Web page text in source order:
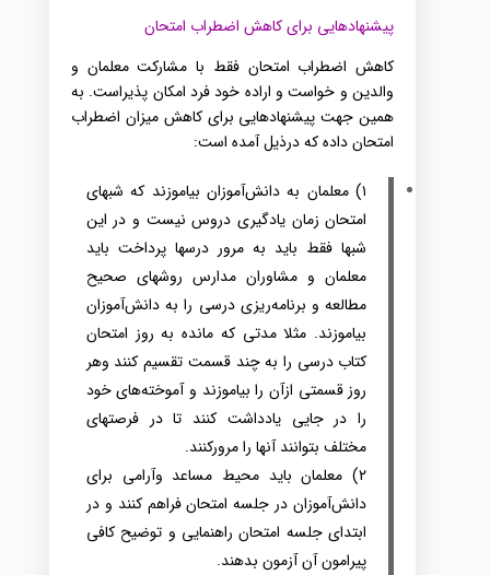
پیشنهادهایی‌ برای‌ کاهش‌ اضطراب‌ امتحان
کاهش‌ اضطراب‌ امتحان فقط با مشارکت‌ معلمان و
والدین‌ و خواست‌ و اراده‌ خود فرد امکان پذیراست. به‌
همین‌ جهت‌ پیشنهادهایی‌ برای‌ کاهش‌ میزان اضطراب‌
امتحان داده‌ که‌ درذیل‌ آمده‌ است‌:
۱) معلمان به‌ دانش‌آموزان بیاموزند که‌ شبهای‌
امتحان‌ زمان یادگیری‌ دروس‌ نیست‌ و در این‌
شبها فقط باید به‌ مرور درسها پرداخت‌‌ باید
معلمان و مشاوران مدارس‌ روشهای‌ صحیح‌
مطالعه‌ و برنامه‌ریزی‌ درسی‌ را به‌ دانش‌آموزان
بیاموزند.‌ مثلا مدتی‌ که‌ مانده‌ به‌ روز امتحان‌
کتاب‌ درسی‌ را به‌ چند قسمت‌ تقسیم‌ کنند وهر
روز قسمتی‌ ازآن را بیاموزند و آموخته‌های‌ خود
را در جایی‌ یادداشت‌ کنند تا در فرصتهای‌
مختلف‌ بتوانند آنها را مرورکنند.
۲) معلمان باید محیط مساعد وآرامی‌ برای‌
دانش‌آموزان در جلسه‌ امتحان فراهم‌ کنند و در
ابتدای‌ جلسه‌ امتحان‌ راهنمایی‌ و توضیح‌ کافی‌
پیرامون‌ آن آزمون‌ بدهند.